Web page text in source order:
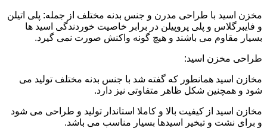
مخزن اسید با طراحی مدرن و جنس بدنه مختلف از جمله: پلی اتیلن
و فایبرگلاس و پلی پروپیلن در برابر خاصیت خوردندگی اسید ها
بسیار مقاوم می باشند و هیچ گونه واکنش صورت نمی گیرد.
طراحی مخزن اسید:
مخازن اسید همانطور که گفته شد با جنس بدنه مختلف تولید می
شود و همچنین شکل ظاهر متفاوتی نیز دارد.
مخازن اسید از کیفیت بالا و کاملا استاندار تولید و طراحی می شود
و برای نشت و تبخیر اسیدها بسیار مناسب می باشد.